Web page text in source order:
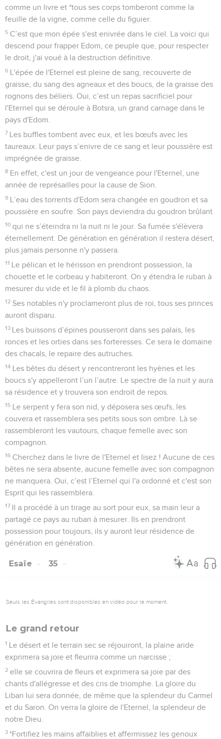
comme un livre et *tous ses corps tomberont comme la
feuille de la vigne, comme celle du figuier.
5 C’est que mon épée s'est enivrée dans le ciel. La voici qui
descend pour frapper Edom, ce peuple que, pour respecter
le droit, j'ai voué à la destruction définitive.
6 L'épée de l'Eternel est pleine de sang, recouverte de
graisse, du sang des agneaux et des boucs, de la graisse des
rognons des béliers. Oui, c’est un repas sacrificiel pour
l'Eternel qui se déroule à Botsra, un grand carnage dans le
pays d'Edom.
7 Les buffles tombent avec eux, et les bœufs avec les
taureaux. Leur pays s’enivre de ce sang et leur poussière est
imprégnée de graisse.
8 En effet, c'est un jour de vengeance pour l'Eternel, une
année de représailles pour la cause de Sion.
9 L’eau des torrents d'Edom sera changée en goudron et sa
poussière en soufre. Son pays deviendra du goudron brûlant
10 qui ne s’éteindra ni la nuit ni le jour. Sa fumée s'élèvera
éternellement. De génération en génération il restera désert,
plus jamais personne n'y passera.
11 Le pélican et le hérisson en prendront possession, la
chouette et le corbeau y habiteront. On y étendra le ruban à
mesurer du vide et le fil à plomb du chaos.
12 Ses notables n'y proclameront plus de roi, tous ses princes
auront disparu.
13 Les buissons d’épines pousseront dans ses palais, les
ronces et les orties dans ses forteresses. Ce sera le domaine
des chacals, le repaire des autruches.
14 Les bêtes du désert y rencontreront les hyènes et les
boucs s'y appelleront l’un l’autre. Le spectre de la nuit y aura
sa résidence et y trouvera son endroit de repos.
15 Le serpent y fera son nid, y déposera ses œufs, les
couvera et rassemblera ses petits sous son ombre. Là se
rassembleront les vautours, chaque femelle avec son
compagnon.
16 Cherchez dans le livre de l'Eternel et lisez ! Aucune de ces
bêtes ne sera absente, aucune femelle avec son compagnon
ne manquera. Oui, c’est l’Eternel qui l'a ordonné et c'est son
Esprit qui les rassemblera.
17 Il a procédé à un tirage au sort pour eux, sa main leur a
partagé ce pays au ruban à mesurer. Ils en prendront
possession pour toujours, ils y auront leur résidence de
génération en génération.
Esaïe 35
Seuls les Évangiles sont disponibles en vidéo pour le moment.
Le grand retour
1 Le désert et le terrain sec se réjouiront, la plaine aride
exprimera sa joie et fleurira comme un narcisse ;
2 elle se couvrira de fleurs et exprimera sa joie par des
chants d'allégresse et des cris de triomphe. La gloire du
Liban lui sera donnée, de même que la splendeur du Carmel
et du Saron. On verra la gloire de l'Eternel, la splendeur de
notre Dieu.
3 *Fortifiez les mains affaiblies et affermissez les genoux